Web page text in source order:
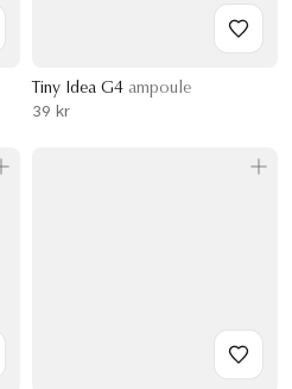
Tiny Idea G4 ampoule
39 kr